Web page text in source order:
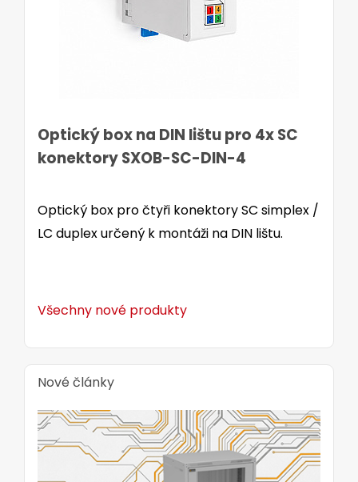
Optický box na DIN lištu pro 4x SC
konektory SXOB-SC-DIN-4
Optický box pro čtyři konektory SC simplex /
LC duplex určený k montáži na DIN lištu.
Všechny nové produkty
Nové články